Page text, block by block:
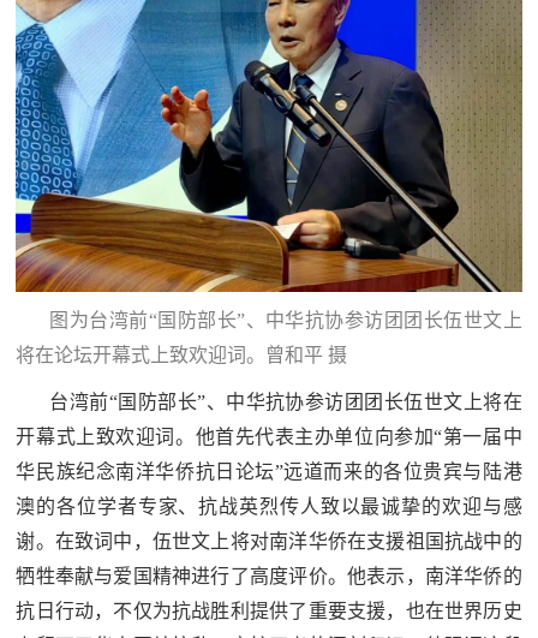
图为台湾前“国防部长”、中华抗协参访团团长伍世文上
将在论坛开幕式上致欢迎词。曾和平 摄
台湾前“国防部长”、中华抗协参访团团长伍世文上将在
开幕式上致欢迎词。他首先代表主办单位向参加“第一届中
华民族纪念南洋华侨抗日论坛”远道而来的各位贵宾与陆港
澳的各位学者专家、抗战英烈传人致以最诚挚的欢迎与感
谢。在致词中，伍世文上将对南洋华侨在支援祖国抗战中的
牺牲奉献与爱国精神进行了高度评价。他表示，南洋华侨的
抗日行动，不仅为抗战胜利提供了重要支援，也在世界历史